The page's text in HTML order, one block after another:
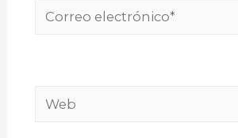
Correo
Web